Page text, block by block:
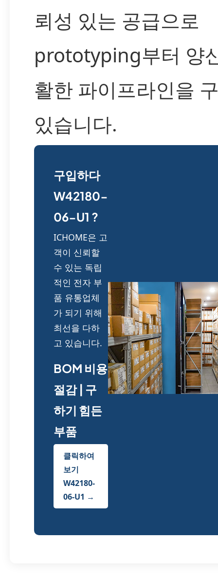
뢰성 있는 공급으로
prototyping부터 양
활한 파이프라인을
있습니다.
구입하다
W42180-
06-U1 ?
ICHOME은 고
객이 신뢰할
수 있는 독립
적인 전자 부
품 유통업체
가 되기 위해
최선을 다하
고 있습니다.
BOM 비용
절감 | 구
하기 힘든
부품
클릭하여
보기
W42180-
06-U1 →